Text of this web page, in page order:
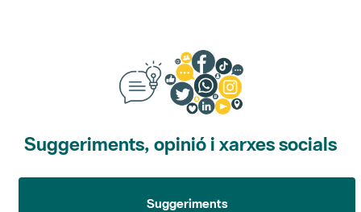
Suggeriments, opinió i xarxes socials
Suggeriments